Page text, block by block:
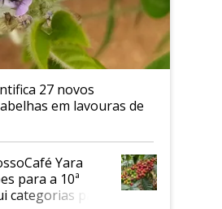
27 novos
em lavouras de
Yara
para a 10ª
categorias para